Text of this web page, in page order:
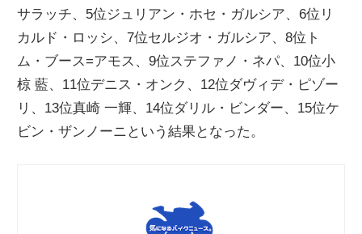
ク
ニ
サラッチ、5位ジュリアン・ホセ・ガルシア、6位リ
カルド・ロッシ、7位セルジオ・ガルシア、8位ト
ム・ブース=アモス、9位ステファノ・ネパ、10位小
椋 藍、11位デニス・オンク、12位ダヴィデ・ピゾー
リ、13位真崎 一輝、14位ダリル・ビンダー、15位ケ
ビン・ザンノーニという結果となった。